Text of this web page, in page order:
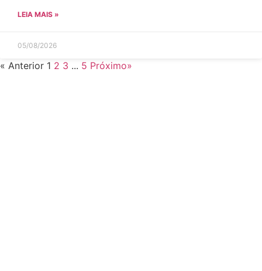
LEIA MAIS »
05/08/2026
« Anterior 1 2 3 ... 5 Próximo»